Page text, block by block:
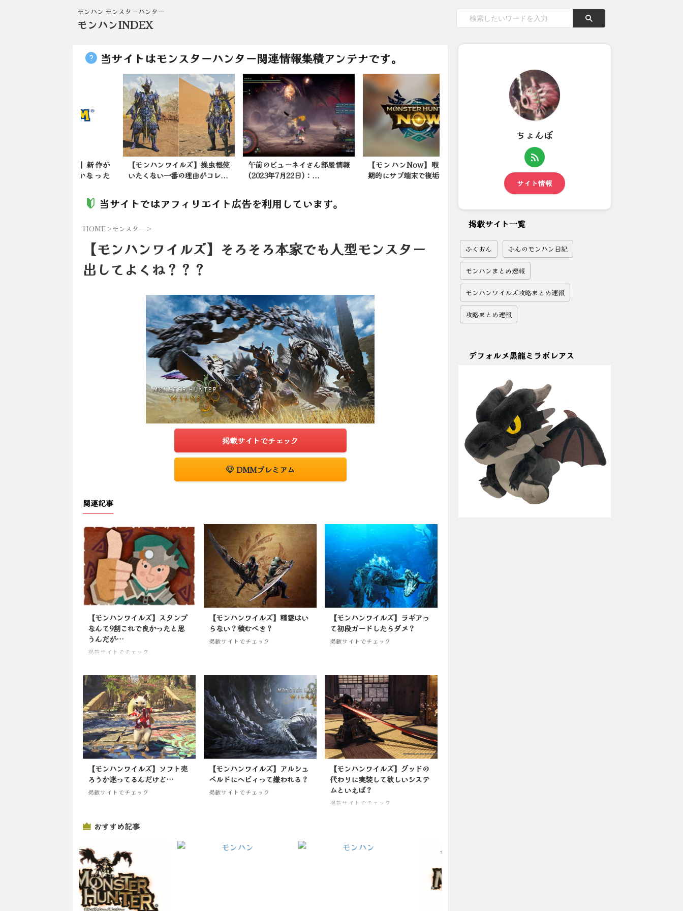
モンハン モンスターハンター
モンハンINDEX
当サイトはモンスターハンター関連情報集積アンテナです。
【モンハンワイルズ】操虫棍使
いたくない一番の理由がコレ...
午前のビューネイさん部屋情報
(2023年7月22日)：...
【モンハンNow】暇なとき定
期的にサブ端末で複垢作って...
今日のビューネイさん部屋情報
(12月29日午後)：アイ...
当サイトではアフィリエイト広告を利用しています。
HOME >モンスター >
【モンハンワイルズ】そろそろ本家でも人型モンスター
出してよくね？？？
掲載サイトでチェック
DMMプレミアム
関連記事
【モンハンワイルズ】スタンプ
なんて9割これで良かったと思
うんだが…
掲載サイトでチェック
【モンハンワイルズ】精霊はい
らない？積むべき？
掲載サイトでチェック
【モンハンワイルズ】ラギアっ
て初段ガードしたらダメ？
掲載サイトでチェック
【モンハンワイルズ】ソフト売
ろうか迷ってるんだけど…
掲載サイトでチェック
【モンハンワイルズ】アルシュ
ベルドにヘビィって嫌われる？
掲載サイトでチェック
【モンハンワイルズ】グッドの
代わりに実装して欲しいシステ
ムといえば？
掲載サイトでチェック
おすすめ記事
ちょんぼ
サイト情報
掲載サイト一覧
ふぐおん ふんのモンハン日記
モンハンまとめ速報
モンハンワイルズ攻略まとめ速報
攻略まとめ速報
デフォルメ黒龍ミラボレアス